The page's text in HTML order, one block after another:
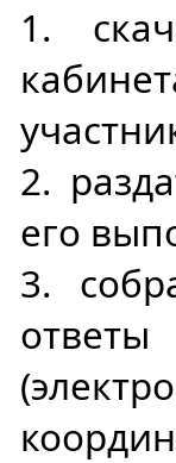
1.
2.
его
3.